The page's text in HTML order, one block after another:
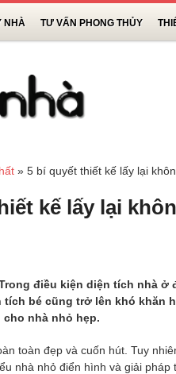
NHÀ TƯ VẤN PHONG THỦY
» 5 bí quyết thiết kế lấy lại
kế lấy lại
điều kiện diện tích nhà
bé cũng trở lên khó khăn
nhà nhỏ hẹp.
toàn đẹp và cuốn hút. Tuy
nhà nhỏ điển hình và giải